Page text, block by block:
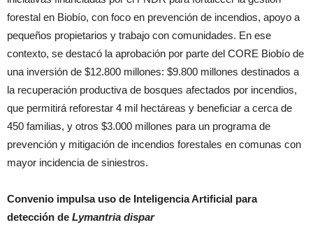
forestal en Biobío, con foco en prevención de incendios, apoyo a
pequeños propietarios y trabajo con comunidades. En ese
contexto, se destacó la aprobación por parte del CORE Biobío de
una inversión de $12.800 millones: $9.800 millones destinados a
la recuperación productiva de bosques afectados por incendios,
que permitirá reforestar 4 mil hectáreas y beneficiar a cerca de
450 familias, y otros $3.000 millones para un programa de
prevención y mitigación de incendios forestales en comunas con
mayor incidencia de siniestros.
Convenio impulsa uso de Inteligencia Artificial para
detección de Lymantria dispar